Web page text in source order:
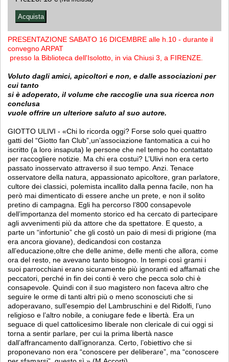
PRESENTAZIONE SABATO 16 DICEMBRE alle h.10 - durante il
convegno ARPAT
presso la Biblioteca dell'Isolotto, in via Chiusi 3, a FIRENZE.
Voluto dagli amici, apicoltori e non, e dalle associazioni per
cui tanto
si è adoperato, il volume che raccoglie una sua ricerca non
conclusa
vuole offrire un ulteriore saluto al suo autore.
GIOTTO ULIVI - «Chi lo ricorda oggi? Forse solo quei quattro
gatti del “Giotto fan Club”,un’associazione fantomatica a cui ho
iscritto (a loro insaputa) le persone che nel tempo ho contattato
per raccogliere notizie. Ma chi era costui? L’Ulivi non era certo
passato inosservato attraverso il suo tempo. Anzi. Tenace
osservatore della natura, appassionato apicoltore, gran parlatore,
cultore dei classici, polemista incallito dalla penna facile, non ha
però mai dimenticato di essere anche un prete, e non il solito
pretino di campagna. Egli ha percorso l’800 consapevole
dell’importanza del momento storico ed ha cercato di partecipare
agli avvenimenti più da attore che da spettatore. E questo, a
parte un “infortunio” che gli costò un paio di mesi di prigione (ma
era ancora giovane), dedicandosi con costanza
all’educazione,oltre che delle anime, delle menti che allora, come
ora del resto, ne avevano tanto bisogno. In tempi così grami i
suoi parrocchiani erano sicuramente più ignoranti ed affamati che
peccatori, perché in fin dei conti è vero che pecca solo chi è
consapevole. Quindi con il suo magistero non faceva altro che
seguire le orme di tanti altri più o meno sconosciuti che si
adoperavano, sull’esempio del Lambruschini e del Ridolfi, l’uno
religioso e l’altro nobile, a coniugare fede e libertà. Era un
seguace di quel cattolicesimo liberale non clericale di cui oggi si
torna a sentir parlare, per cui la prima libertà nasce
dall’affrancamento dall’ignoranza. Certo, l’obiettivo che si
proponevano non era “conoscere per deliberare”, ma “conoscere